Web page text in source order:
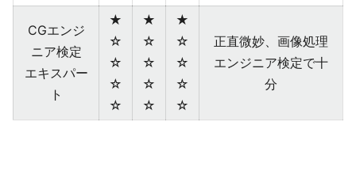
CGエンジ
ニア検定
エキスパー
ト
★
☆
☆
☆
☆
★
☆
☆
☆
☆
★
☆
☆
☆
☆
正直微妙、画像処理
エンジニア検定で十
分